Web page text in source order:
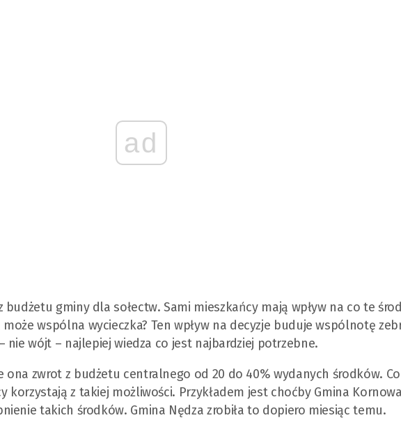
ad
budżetu gminy dla sołectw. Sami mieszkańcy mają wpływ na co te
wspólna wycieczka? Ten wpływ na decyzje buduje wspólnotę
nie wójt – najlepiej wiedza co jest najbardziej potrzebne.
ona zwrot z budżetu centralnego od 20 do 40% wydanych środków.
korzystają z takiej możliwości. Przykładem jest choćby Gmina
takich środków. Gmina Nędza zrobiła to dopiero miesiąc temu.